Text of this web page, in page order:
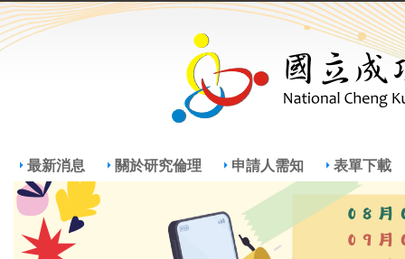
最新消息 關於研究倫理 申請人需知 表單下載